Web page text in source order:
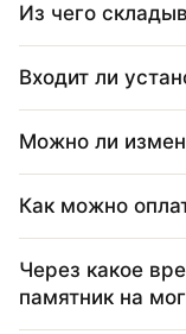
Из чего
Входит ли
Можно ли
Как можно
Через какое
памятник на